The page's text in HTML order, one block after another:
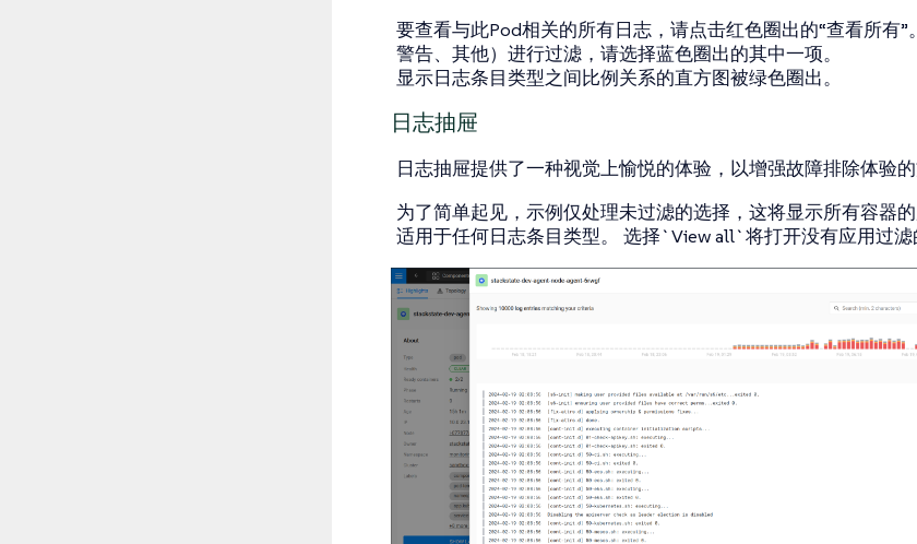
要查看与此Pod相关的所有日志，请点击红色圈出的“查看所有”
警告、其他）进行过滤，请选择蓝色圈出的其中一项。
显示日志条目类型之间比例关系的直方图被绿色圈出。
日志抽屉
日志抽屉提供了一种视觉上愉悦的体验，以增强故障排除体验的
为了简单起见，示例仅处理未过滤的选择，这将显示所有容器的
适用于任何日志条目类型。 选择`View all`将打开没有应用过滤